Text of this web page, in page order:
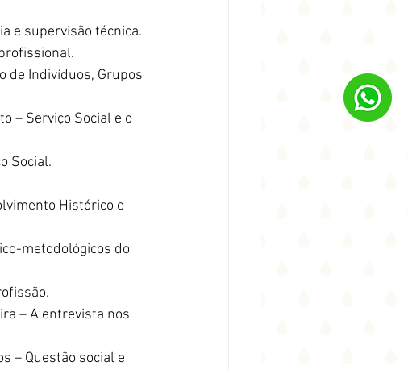
e supervisão técnica.
de Indivíduos, Grupos
– Serviço Social e o
Social.
Histórico e
metodológicos do
– A entrevista nos
– Questão social e